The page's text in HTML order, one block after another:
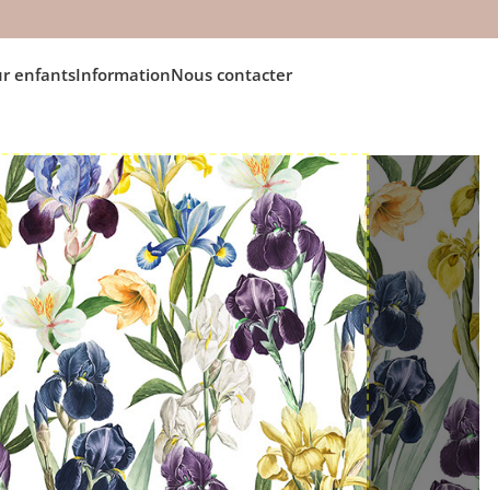
enfantsInformationNous contacter